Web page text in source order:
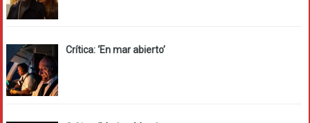
Crítica: ‘En mar abierto’